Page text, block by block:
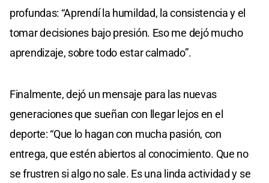
profundas: “Aprendí la humildad, la consistencia y el
tomar decisiones bajo presión. Eso me dejó mucho
aprendizaje, sobre todo estar calmado”.
Finalmente, dejó un mensaje para las nuevas
generaciones que sueñan con llegar lejos en el
deporte: “Que lo hagan con mucha pasión, con
entrega, que estén abiertos al conocimiento. Que no
se frustren si algo no sale. Es una linda actividad y se